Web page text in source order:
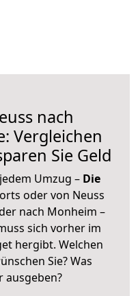
nach
Vergleichen
Sie Geld
Umzug – Die
oder von Neuss
nach Monheim –
sich vorher im
hergibt. Welchen
Sie? Was
ausgeben?